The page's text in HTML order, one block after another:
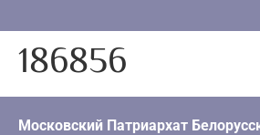
186856
Московский Патриархат